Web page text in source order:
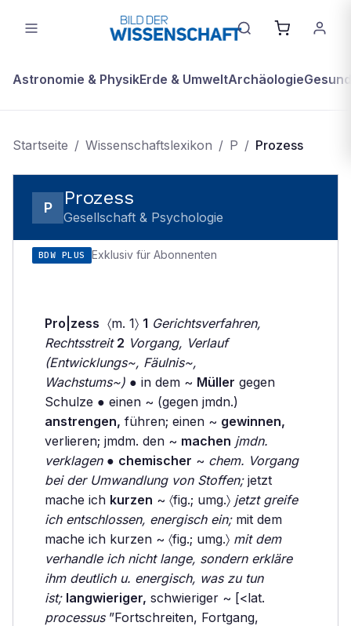
Astronomie & PhysikErde & UmweltArchäologie
Startseite / Wissenschaftslexikon / P / Prozess
P Prozess
Gesellschaft & Psychologie
BDW PLUS Exklusiv für Abonnenten
Pro|zess 〈m. 1〉 1 Gerichtsverfahren,
Rechtsstreit 2 Vorgang, Verlauf
(Entwicklungs~, Fäulnis~,
Wachstums~) ● in dem ~ Müller gegen
Schulze ● einen ~ (gegen jmdn.)
anstrengen, führen; einen ~ gewinnen,
verlieren; jmdm. den ~ machen jmdn.
verklagen● chemischer ~ chem. Vorgang
bei der Umwandlung von Stoffen;jetzt
mache ich kurzen ~ 〈fig.; umg.〉 jetzt greife
ich entschlossen, energisch ein;mit dem
mache ich kurzen ~ 〈fig.; umg.〉 mit dem
verhandle ich nicht lange, sondern erkläre
ihm deutlich u. energisch, was zu tun
ist; langwieriger, schwieriger ~ [<lat.
processus”Fortschreiten, Fortgang,